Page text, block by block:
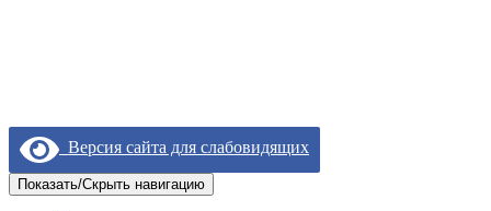
Версия сайта для слабовидящих
Показать/Скрыть навигацию